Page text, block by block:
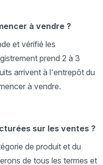
à vendre ?
et vérifié les
prend 2 à 3
arrivent à l'entrepôt du
à vendre.
sur les ventes ?
de produit et du
de tous les termes et